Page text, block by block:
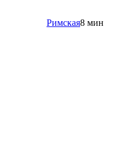
Римская8 мин